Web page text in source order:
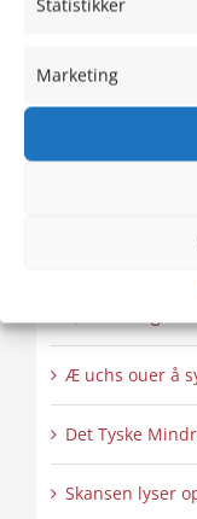
Statistikker
Marketing
and
enable
content
Bag om
Æ uchs ouer å
Det Tyske
Skansen lyser